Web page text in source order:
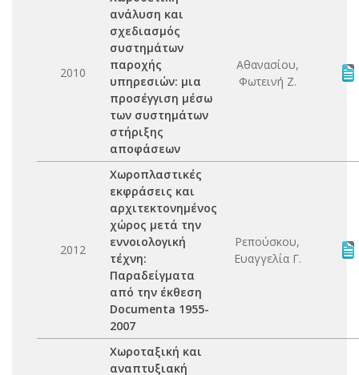
2010
ανάλυση και
σχεδιασμός
συστημάτων
παροχής
υπηρεσιών: μια
προσέγγιση μέσω
των συστημάτων
στήριξης
αποφάσεων
Αθανασίου,
Φωτεινή Ζ.
2012
Χωροπλαστικές
εκφράσεις και
αρχιτεκτονημένος
χώρος μετά την
εννοιολογική
τέχνη:
Παραδείγματα
από την έκθεση
Documenta 1955-
2007
Ρεπούσκου,
Ευαγγελία Γ.
Χωροταξική και
αναπτυξιακή